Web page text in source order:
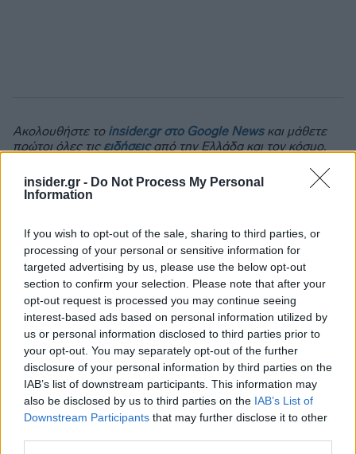
insider.gr - Do Not Process My Personal
Information
If you wish to opt-out of the sale, sharing to third parties, or
processing of your personal or sensitive information for
targeted advertising by us, please use the below opt-out
section to confirm your selection. Please note that after your
opt-out request is processed you may continue seeing
interest-based ads based on personal information utilized by
us or personal information disclosed to third parties prior to
your opt-out. You may separately opt-out of the further
disclosure of your personal information by third parties on the
IAB’s list of downstream participants. This information may
also be disclosed by us to third parties on the IAB’s List of
Downstream Participants that may further disclose it to other
Ακολουθήστε το insider.gr στο Google Newsκαι μάθετε
πρώτοι όλες τις ειδήσειςαπό την Ελλάδα και τον κόσμο.